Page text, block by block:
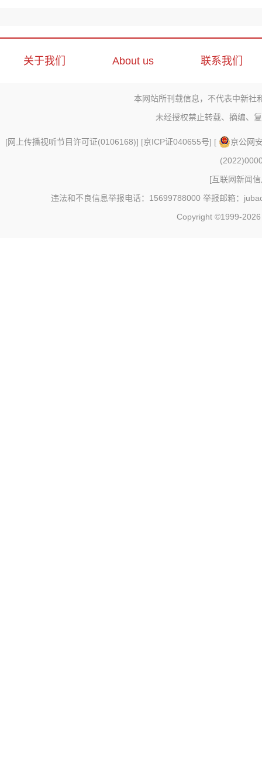
关于我们 About us 联系我们
本网站所刊载信息，不代表中新社
未经授权禁止转载、摘编、
[网上传播视听节目许可证(0106168)] [京ICP证040655号] [
京公网
[互联网新闻
违法和不良信息举报电话：15699788000 举报邮箱：
Copyright ©1999-